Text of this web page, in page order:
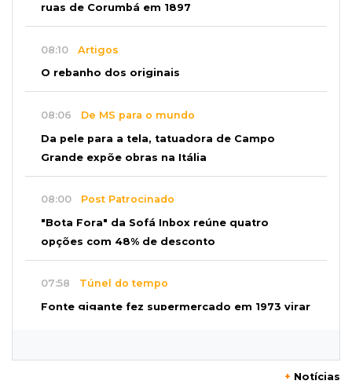
ruas de Corumbá em 1897
08:10 Artigos
O rebanho dos originais
08:06 De MS para o mundo
Da pele para a tela, tatuadora de Campo
Grande expõe obras na Itália
08:00 Post Patrocinado
"Bota Fora" da Sofá Inbox reúne quatro
opções com 48% de desconto
07:58 Túnel do tempo
Fonte gigante fez supermercado em 1973 virar
+ Notícias